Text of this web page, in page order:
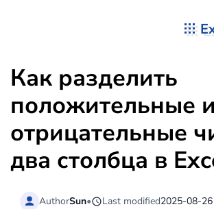
Как разделить
положительные и
отрицательные
два столбца в
AuthorSun• Last modified2025-08-26